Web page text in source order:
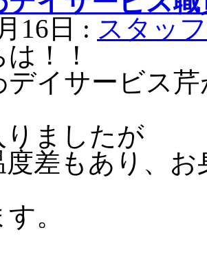
16日 : スタッ
！！
デイサービス
りましたが
度差もあり、
。